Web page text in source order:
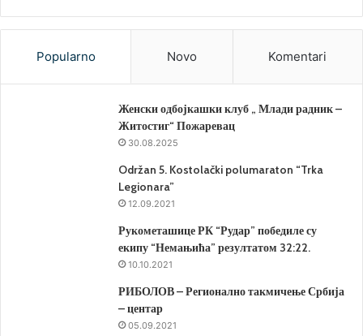
Popularno Novo Komentari
Женски одбојкашки клуб „ Млади радник –
Житостиг“ Пожаревац
30.08.2025
Održan 5. Kostolački polumaraton “Trka
Legionara”
12.09.2021
Рукометашице РК “Рудар” победиле су
екипу “Немањића” резултатом 32:22.
10.10.2021
РИБОЛОВ – Регионално такмичење Србија
– центар
05.09.2021